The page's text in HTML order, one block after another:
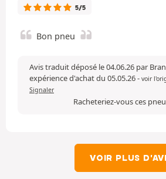
5/5
Bon pneu
Avis traduit déposé le 04.06.26 par
expérience d'achat du 05.05.26- voir
Signaler
Racheteriez-vous ces
VOIR PLUS